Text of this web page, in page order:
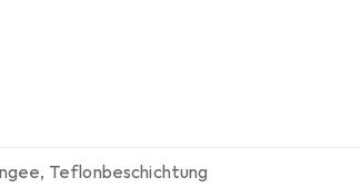
, Teflonbeschichtung